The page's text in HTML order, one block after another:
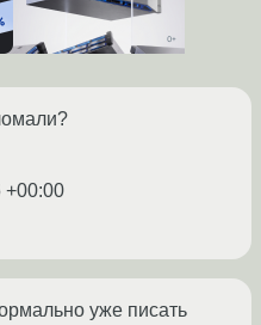
+00:00
уже писать